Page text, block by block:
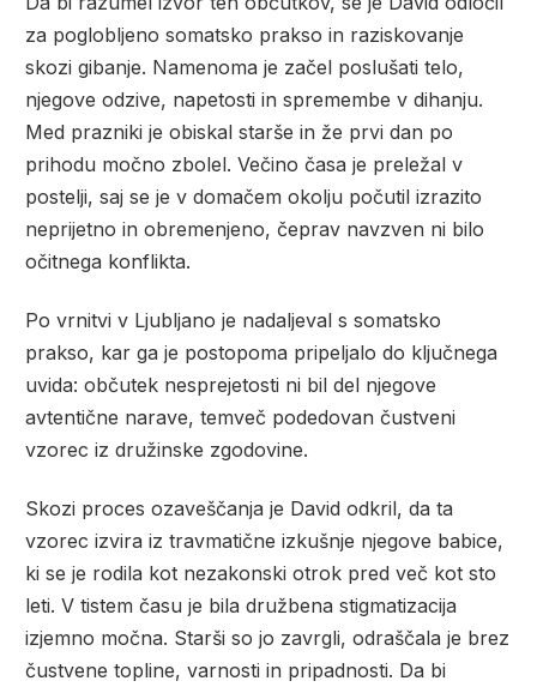
za poglobljeno somatsko prakso in raziskovanje
skozi gibanje. Namenoma je začel poslušati telo,
njegove odzive, napetosti in spremembe v dihanju.
Med prazniki je obiskal starše in že prvi dan po
prihodu močno zbolel. Večino časa je preležal v
postelji, saj se je v domačem okolju počutil izrazito
neprijetno in obremenjeno, čeprav navzven ni bilo
očitnega konflikta.
Po vrnitvi v Ljubljano je nadaljeval s somatsko
prakso, kar ga je postopoma pripeljalo do ključnega
uvida: občutek nesprejetosti ni bil del njegove
avtentične narave, temveč podedovan čustveni
vzorec iz družinske zgodovine.
Skozi proces ozaveščanja je David odkril, da ta
vzorec izvira iz travmatične izkušnje njegove babice,
ki se je rodila kot nezakonski otrok pred več kot sto
leti. V tistem času je bila družbena stigmatizacija
izjemno močna. Starši so jo zavrgli, odraščala je brez
čustvene topline, varnosti in pripadnosti. Da bi